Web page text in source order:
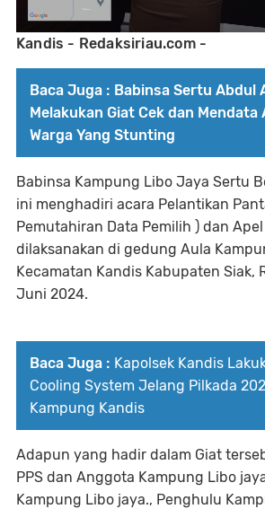
Kandis - Redaksiriau.com -
Baca Juga : Babinsa Sertu Abdul
Melakukan Giat Cek dan Mendata
Warga Yang Stunting
Babinsa Kampung Libo Jaya Sertu
ini menghadiri acara Pelantikan
Pemutahiran Data Pemilih ) dan
dilaksanakan di gedung Aula
Kecamatan Kandis Kabupaten Siak,
Juni 2024.
Baca Juga : Kapolsek Kandis
Cooling System Jelang Pilkada
Kampung Kandis
Adapun yang hadir dalam Giat
PPS dan Anggota Kampung Libo
Kampung Libo jaya., Penghulu